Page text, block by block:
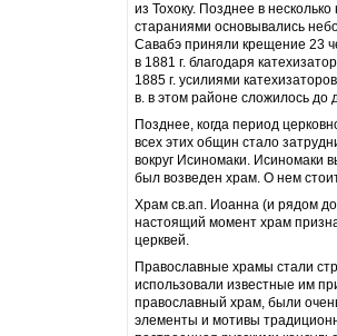
из Тохоку. Позднее в
стараниями основывались
Савабэ приняли крещение 23
в 1881 г. благодаря
1885 г. усилиями
в. в этом районе сложилось до
Позднее, когда период
всех этих общин стало
вокруг Исиномаки. Исиномаки
был возведен храм. О нем
Храм св.ап. Иоанна (и рядом
настоящий момент храм
церквей.
Православные храмы стали
использовали известные им
православный храм, были
элементы и мотивы